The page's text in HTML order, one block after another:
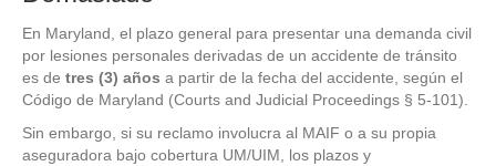
En Maryland, el plazo general para presentar una demanda civil
por lesiones personales derivadas de un accidente de tránsito
es de tres (3) años a partir de la fecha del accidente, según el
Código de Maryland (Courts and Judicial Proceedings § 5-101).
Sin embargo, si su reclamo involucra al MAIF o a su propia
aseguradora bajo cobertura UM/UIM, los plazos y